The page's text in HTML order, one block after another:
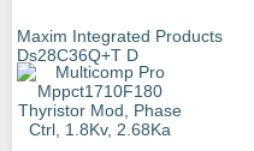
Maxim Integrated Products
Ds28C36Q+T D